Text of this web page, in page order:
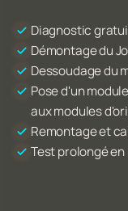
Diagnostic
Démontage du
Dessoudage du
Pose d'un
aux modules
Remontage et
Test prolongé